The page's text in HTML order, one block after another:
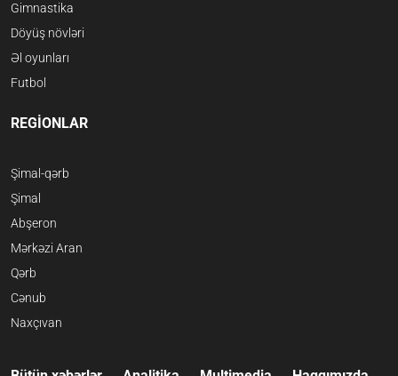
Gimnastika
Döyüş növləri
Əl oyunları
Futbol
REGİONLAR
Şimal-qərb
Şimal
Abşeron
Mərkəzi Aran
Qərb
Cənub
Naxçıvan